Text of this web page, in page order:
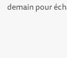
demain pour